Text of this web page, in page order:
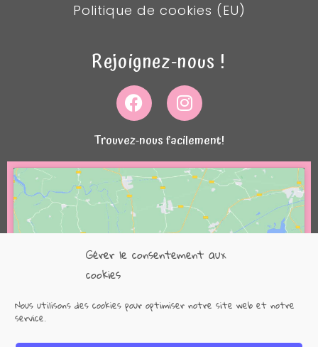
Gérer le consentement aux
cookies
Nous utilisons des cookies pour optimiser notre site web et notre
service.
Politique de cookies (EU)
Rejoignez-nous !
Trouvez-nous facilement!
Cliquez pour accepter les cookies
marketing et activer ce contenu